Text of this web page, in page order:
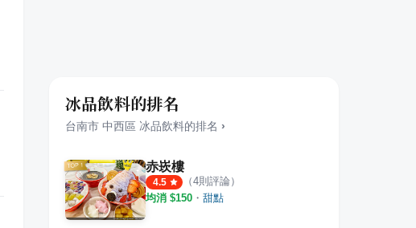
冰品飲料的排名
台南市 中西區 冰品飲料的排名 ›
赤崁樓
4.5 （4則評論）
均消 $150 ・ 甜點